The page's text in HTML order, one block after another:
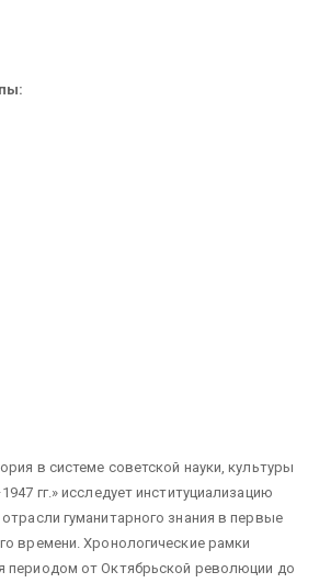
в системе советской науки, культуры
гг.» исследует институциализацию
гуманитарного знания в первые
времени. Хронологические рамки
периодом от Октябрьской революции до